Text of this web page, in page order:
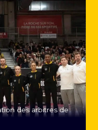
des arbitres de